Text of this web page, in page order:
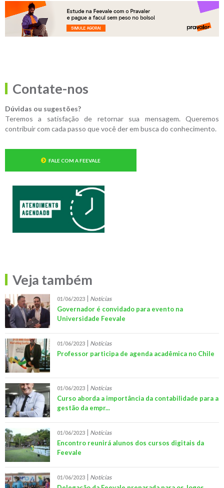
Contate-nos
Dúvidas ou sugestões?
Teremos a satisfação de retornar sua mensagem. Queremos
contribuir com cada passo que você der em busca do conhecimento.
FALE COM A FEEVALE
Veja também
01/06/2023 Notícias
Governador é convidado para evento na
Universidade Feevale
01/06/2023 Notícias
Professor participa de agenda acadêmica no Chile
01/06/2023 Notícias
Curso aborda a importância da contabilidade para a
gestão da empr...
01/06/2023 Notícias
Encontro reunirá alunos dos cursos digitais da
Feevale
01/06/2023 Notícias